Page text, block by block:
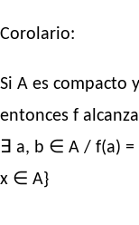
Corolario:
Si A es
entonces f
∃ a, b ∈ A / f(a)
x ∈ A}